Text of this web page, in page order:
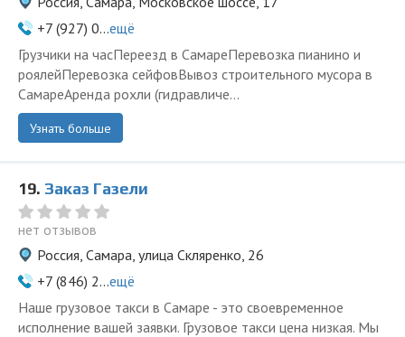
+7 (927) 0...ещё
Грузчики на часПереезд в СамареПеревозка пианино и
роялейПеревозка сейфовВывоз строительного мусора в
СамареАренда рохли (гидравличе...
Узнать больше
19. Заказ Газели
нет отзывов
Россия, Самара, улица Скляренко, 26
+7 (846) 2...ещё
Наше грузовое такси в Самаре - это своевременное
исполнение вашей заявки. Грузовое такси цена низкая. Мы